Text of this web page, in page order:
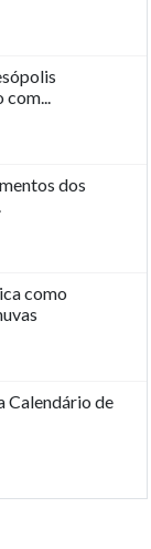
dos
como
Calendário de